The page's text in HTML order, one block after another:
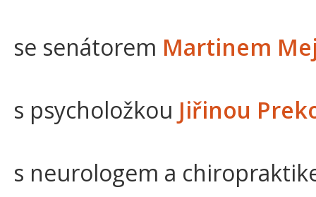
se senátorem Martinem
s psycholožkou Jiřinou
s neurologem a